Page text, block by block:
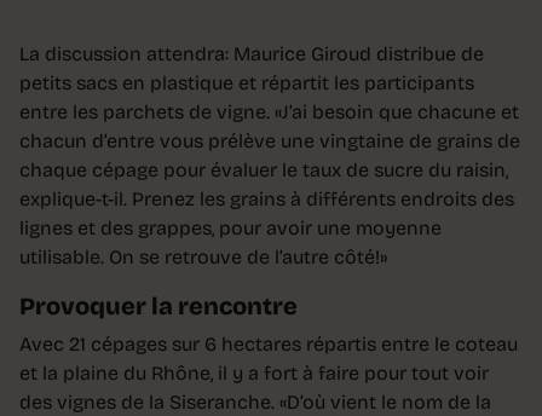
La discussion attendra: Maurice Giroud distribue de
petits sacs en plastique et répartit les participants
entre les parchets de vigne. «J’ai besoin que chacune et
chacun d’entre vous prélève une vingtaine de grains de
chaque cépage pour évaluer le taux de sucre du raisin,
explique-t-il. Prenez les grains à différents endroits des
lignes et des grappes, pour avoir une moyenne
utilisable. On se retrouve de l’autre côté!»
Provoquer la rencontre
Avec 21 cépages sur 6 hectares répartis entre le coteau
et la plaine du Rhône, il y a fort à faire pour tout voir
des vignes de la Siseranche. «D’où vient le nom de la